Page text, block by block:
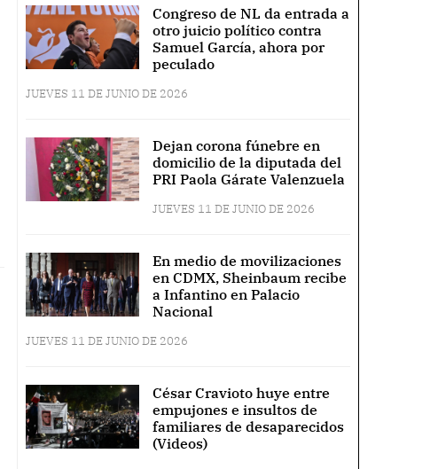
Congreso de NL da entrada a
otro juicio político contra
Samuel García, ahora por
peculado
JUEVES 11 DE JUNIO DE 2026
Dejan corona fúnebre en
domicilio de la diputada del
PRI Paola Gárate Valenzuela
JUEVES 11 DE JUNIO DE 2026
En medio de movilizaciones
en CDMX, Sheinbaum recibe
a Infantino en Palacio
Nacional
JUEVES 11 DE JUNIO DE 2026
César Cravioto huye entre
empujones e insultos de
familiares de desaparecidos
(Videos)